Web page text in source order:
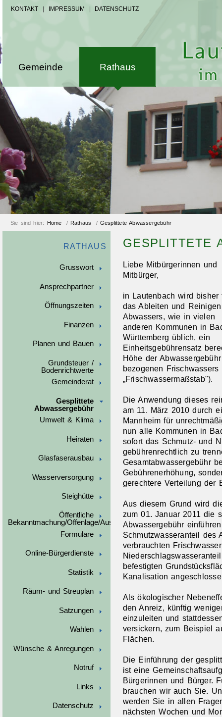
KONTAKT IMPRESSUM DATENSCHUTZ
Gemeinde Rathaus
Sie sind hier: Home / Rathaus / Gesplittete Abwassergebühr
RATHAUS
Grusswort
Ansprechpartner
Öffnungszeiten
Finanzen
Planen und Bauen
Grundsteuer /
Bodenrichtwerte
Gemeinderat
Gesplittete
Abwassergebühr
Umwelt & Klima
Heiraten
Glasfaserausbau
Wasserversorgung
Steighütte
Öffentliche
Bekanntmachung/Offenlage/Ausschreibungen
Formulare
Online-Bürgerdienste
Statistik
Räum- und Streuplan
Satzungen
Wahlen
Wünsche & Anregungen
Notruf
Links
Datenschutz
GESPLITTETE
Liebe Mitbürgerinnen und
Mitbürger,
in Lautenbach wird bisher
das Ableiten und
Abwassers, wie in vielen
anderen Kommunen in
Württemberg üblich, ein
Einheitsgebührensatz
Höhe der
bezogenen
„Frischwassermaßstab").
Die Anwendung dieses
am 11. März 2010 durch
Mannheim für
nun alle Kommunen in
sofort das Schmutz- und
gebührenrechtlich zu
Gesamtabwassergebühr
Gebührenerhöhung,
gerechtere Verteilung der
Aus diesem Grund wird
zum 01. Januar 2011 die
Abwassergebühr
Schmutzwasseranteil des
verbrauchten
befestigten
Kanalisation
Als ökologischer
den Anreiz, künftig
einzuleiten und
versickern, zum Beispiel
Flächen.
Die Einführung der
ist eine
Bürgerinnen und Bürger.
brauchen wir auch Sie.
werden Sie in allen
nächsten Wochen und